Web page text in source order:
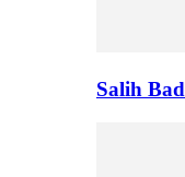
Salih